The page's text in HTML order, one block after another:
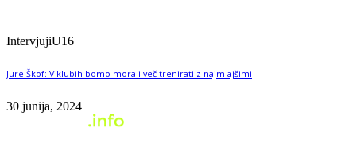
IntervjujiU16
Jure Škof: V klubih bomo morali več trenirati z najmlajšimi
30 junija, 2024